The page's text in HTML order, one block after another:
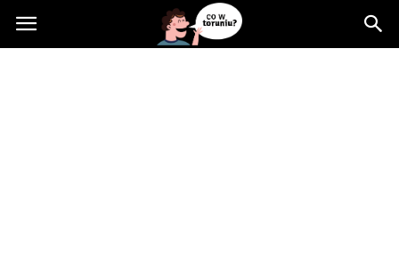
Cowtoruniu.pl